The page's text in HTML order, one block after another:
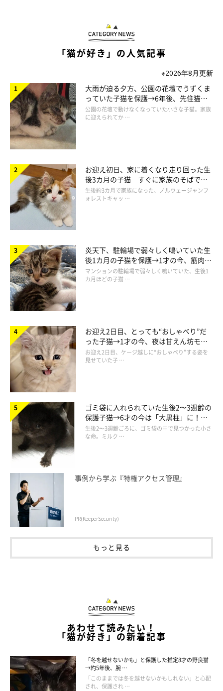
刈り終わると、コロコロで散らばった毛をかき集め、バリカン
は洗って片付ける……のではなく、そのまま風呂場へと向かい、
るのついでに自分の頭を刈るのだ。お猫様第一の我が家では、バ
リカンのアンカーは常に僕。
風呂場にいるとししまるがやってきたが、目が合うとすぐに引
き返した。スッキリ刈られたししまるのしっぽは、リレーのバト
ンのようだった。
お留守番
で、留守番してもらう。まるこにも、ついでに留守番してもら
出発前には自動給餌器のタンク残量や動作確認、水の量やトイ
レなどを入念にチェック。そして、見守りカメラから見える位置
に箱やクッションを置く。
ししまるは、そんな様子から事態を察して擦り寄ってくる。僕
はこの瞬間、いつも切ない気持ちになる。
「猫が好き」の人気記事
※2026年8月更新
大雨が迫る夕方、公園の花壇でうずくま
っていた子猫を保護→6年後、先住猫
と“姉妹”のような関係に
公園の花壇で動けなくなっていた小さな子猫。家族
に迎えられてか …
お迎え初日、家に着くなり走り回った生
後3カ月の子猫 すぐに家族のそばで落
ち着く姿に「迎えてよかった」
生後約3カ月で家族になった、ノルウェージャンフ
ォレストキャッ …
炎天下、駐輪場で弱々しく鳴いていた生
後1カ月の子猫を保護→1才の今、筋肉質
でツンデレなコに成長
マンションの駐輪場で弱々しく鳴いていた、生後1
カ月ほどの子猫 …
お迎え2日目、とっても“おしゃべり”だ
った子猫→1才の今、夜は甘えん坊モー
ドになるコに成長！
お迎え2日目、ケージ越しに“おしゃべり”する姿を
見せていた子 …
ゴミ袋に入れられていた生後2〜3週齢の
保護子猫→6才の今は「大黒柱」に！
美しい黒猫に成長した姿にグッとくる
生後2〜3週齢ごろに、ゴミ袋の中で見つかった小さ
な命。ミルク …
事例から学ぶ『特権アクセス管理』
PR(KeeperSecurity)
もっと見る
あわせて読みたい！
「猫が好き」の新着記事
「冬を越せないかも」と保護した推定8才の野良猫
→約5年後、腕 …
「このままでは冬を越せないかもしれない」と心配
され、保護され …